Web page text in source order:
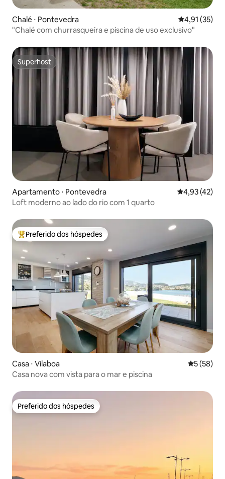
Chalé ⋅ Pontevedra 4,91 de uma
4,91 (35)
"Chalé com churrasqueira e piscina de uso exclusivo"
Superhost
Superhost
Apartamento ⋅ Pontevedra 4,93 de uma
4,93 (42)
Loft moderno ao lado do rio com 1 quarto
Entre os melhores preferidos dos hóspedes
Preferido dos hóspedes
Casa ⋅ Vilaboa 5 de uma
5 (58)
Casa nova com vista para o mar e piscina
Preferido dos hóspedes
Preferido dos hóspedes